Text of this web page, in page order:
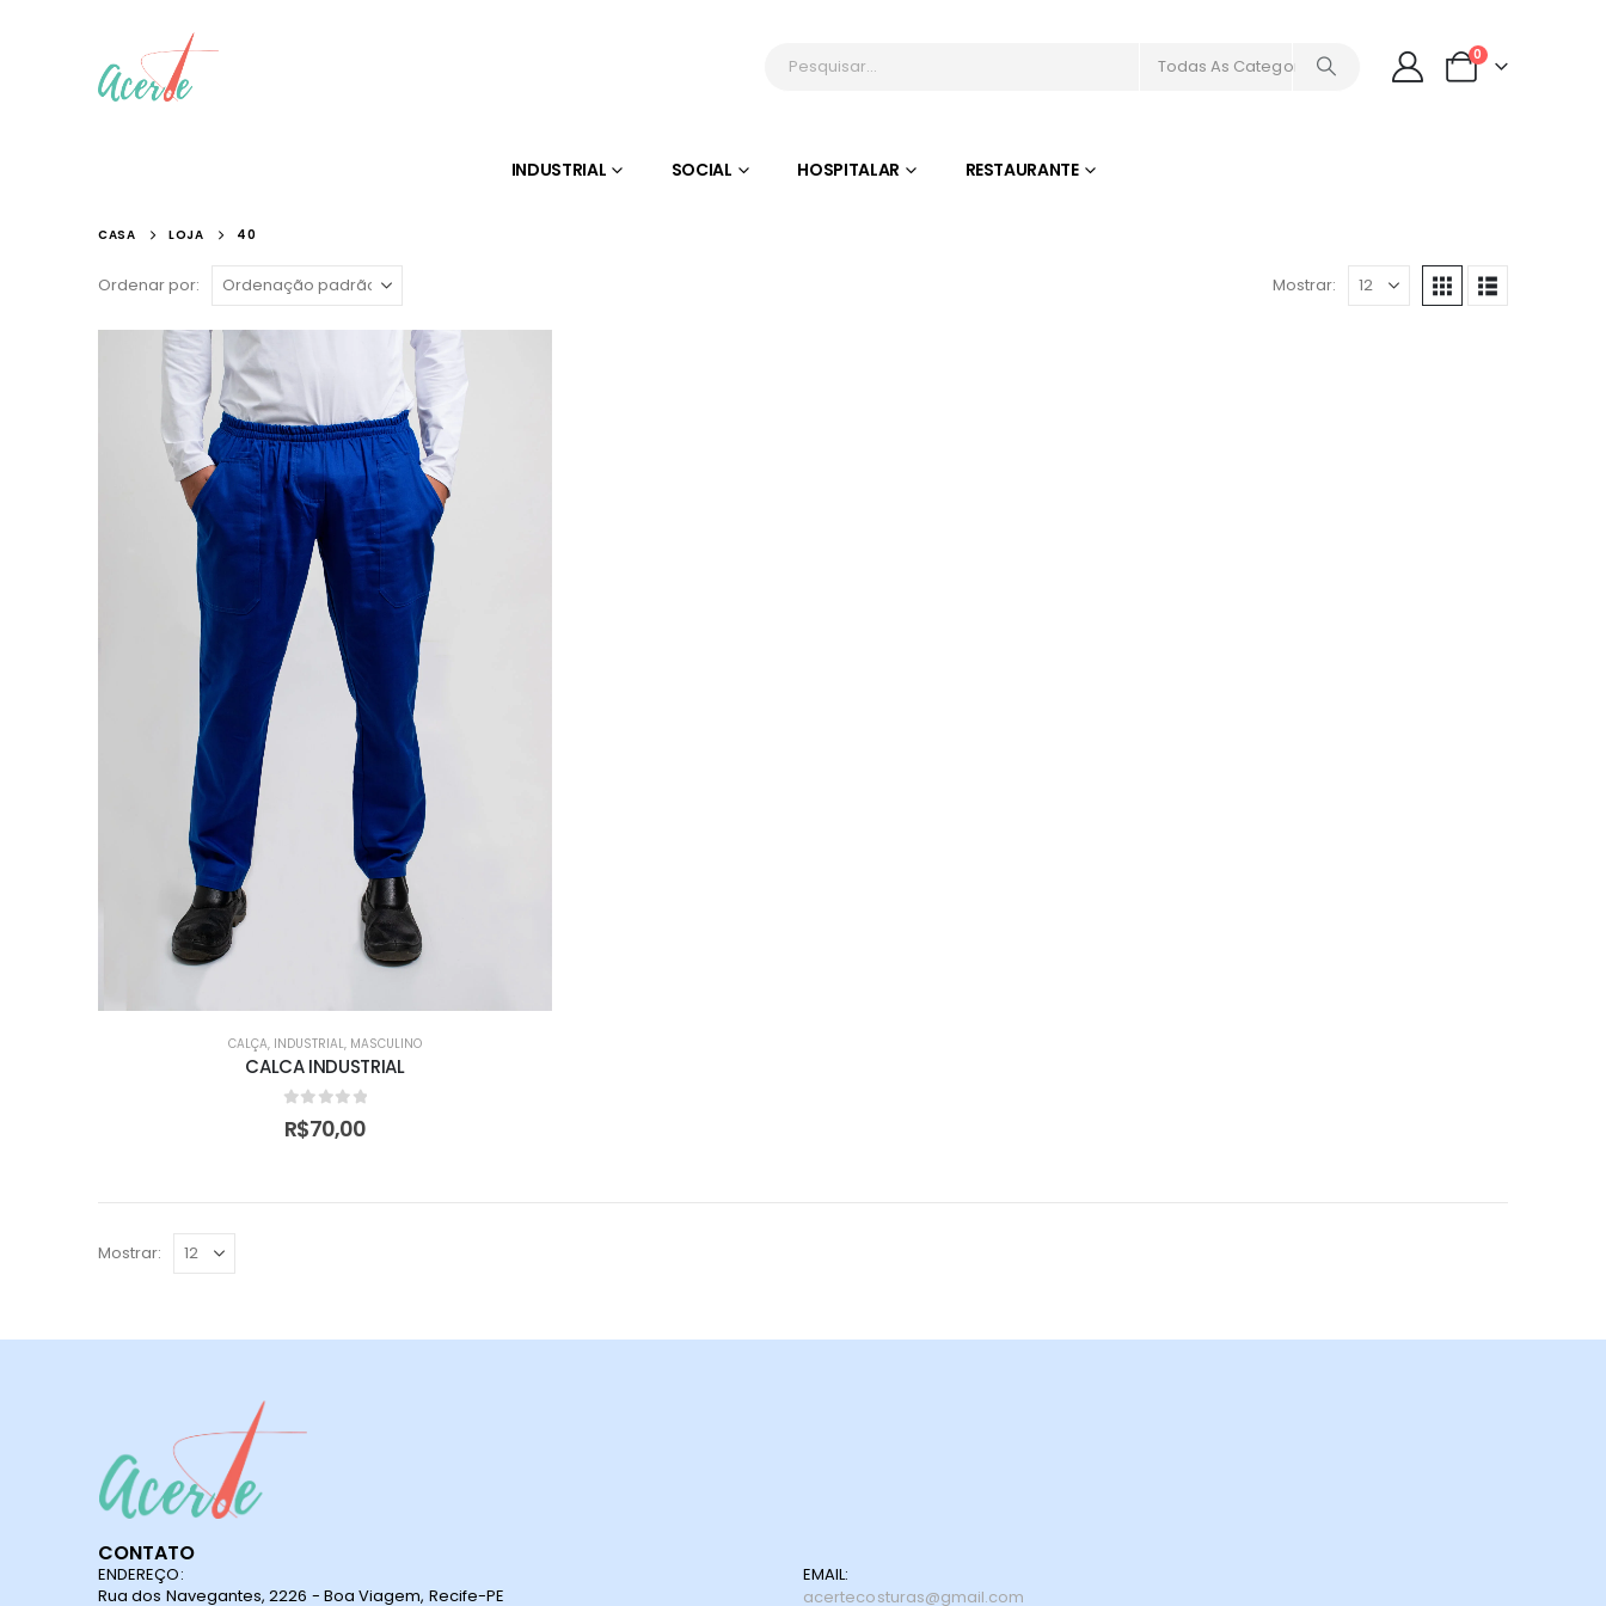
Todas As Categorias
0
INDUSTRIAL SOCIAL HOSPITALAR RESTAURANTE
CASA LOJA 40
Ordenar por: Mostrar:
CALÇA, INDUSTRIAL, MASCULINO
CALCA INDUSTRIAL
de 5
R$70,00
Mostrar:
CONTATO
ENDEREÇO:
Rua dos Navegantes, 2226 - Boa Viagem, Recife-PE
EMAIL:
acertecosturas@gmail.com